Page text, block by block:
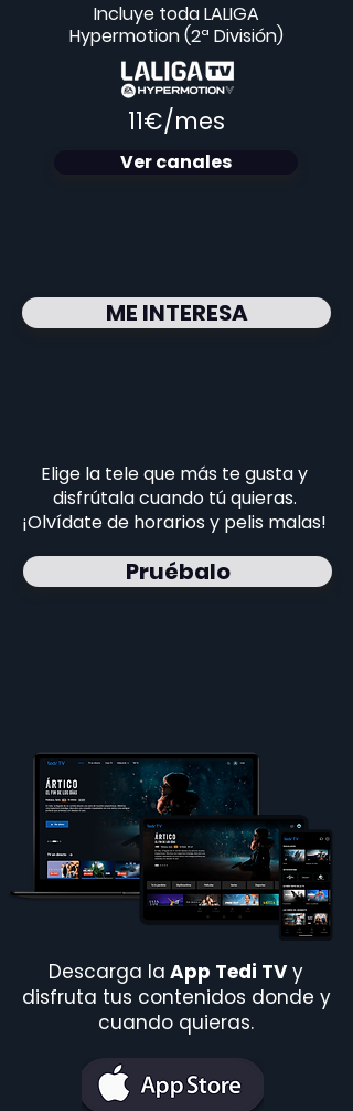
Incluye toda LALIGA
Hypermotion (2ª División)
​11€/mes
Ver canales
ME INTERESA
Elige la tele que más te gusta y
disfrútala cuando tú quieras.
¡Olvídate de horarios y pelis malas!
Pruébalo
Descarga la App Tedi TV y
disfruta tus contenidos donde y
cuando quieras.